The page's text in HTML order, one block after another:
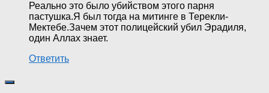
Реально это было убийством этого парня
пастушка.Я был тогда на митинге в Терекли-
Мектебе.Зачем этот полицейский убил Эрадиля,
один Аллах знает.
Ответить